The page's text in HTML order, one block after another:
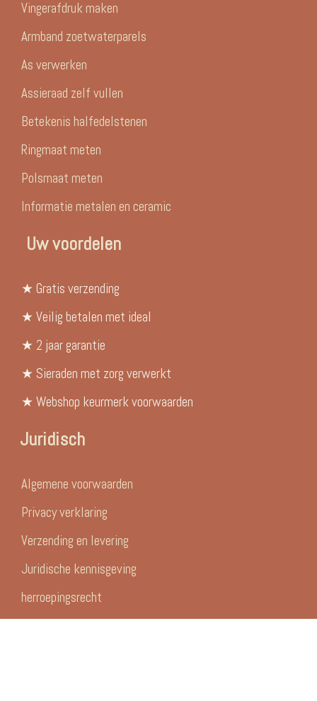
Vingerafdruk maken
Armband zoetwaterparels
As verwerken
Assieraad zelf vullen
Betekenis halfedelstenen
Ringmaat meten
Polsmaat meten
Informatie metalen en ceramic
Uw voordelen
★ Gratis verzending
★ Veilig betalen met ideal
★ 2 jaar garantie
★ Sieraden met zorg verwerkt
★ Webshop keurmerk voorwaarden
Juridisch
Algemene voorwaarden
Privacy verklaring
Verzending en levering
Juridische kennisgeving
herroepingsrecht